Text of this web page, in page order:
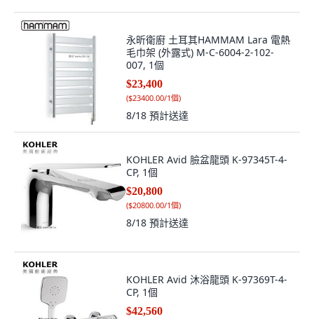
永昕衛廚 土耳其HAMMAM Lara 電熱
毛巾架 (外露式) M-C-6004-2-102-
007, 1個
$23,400
($23400.00/1個)
8/18 預計送達
KOHLER Avid 臉盆龍頭 K-97345T-4-
CP, 1個
$20,800
($20800.00/1個)
8/18 預計送達
KOHLER Avid 沐浴龍頭 K-97369T-4-
CP, 1個
$42,560